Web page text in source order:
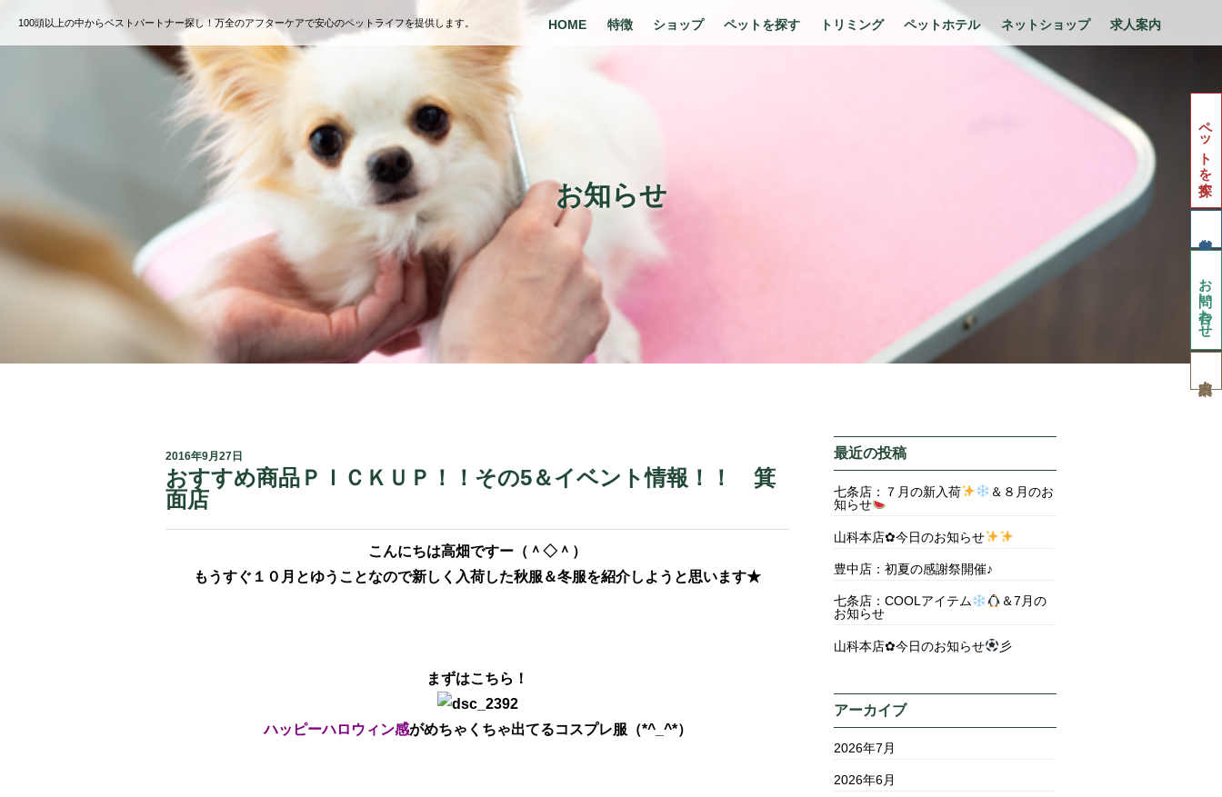
お知らせ
100頭以上の中からベストパートナー探し！万全のアフターケアで安心のペットライフを提供します。 HOME 特徴 ショップ ペットを探す トリミング ペットホテル ネットショップ 求人案内
ペットを探す
お問い合わせ
2016年9月27日
おすすめ商品ＰＩＣＫＵＰ！！その5＆イベント情報！！ 箕
面店
こんにちは高畑ですー（＾◇＾）
もうすぐ１０月とゆうことなので新しく入荷した秋服＆冬服を紹介しようと思います★
まずはこちら！
ハッピーハロウィン感がめちゃくちゃ出てるコスプレ服（*^_^*）
最近の投稿
七条店：７月の新入荷
＆８月のお
知らせ
山科本店✿今日のお知らせ
豊中店：初夏の感謝祭開催♪
七条店：COOLアイテム
＆7月の
お知らせ
山科本店✿今日のお知らせ 彡
アーカイブ
2026年7月
2026年6月